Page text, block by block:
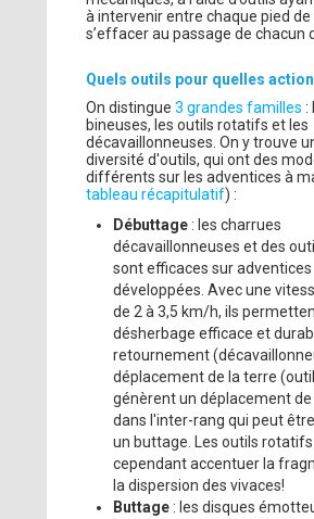
à intervenir entre chaque pied de
s’effacer au passage de chacun
Quels outils pour quelles
On distingue3 grandes familles :
bineuses, les outils rotatifs et les
décavaillonneuses. On y trouve
diversité d'outils, qui ont des
différents sur les adventices à
tableau récapitulatif) :
Débuttage : les charrues
décavaillonneuses et des
sont efficaces sur adventices
développées. Avec une
de 2 à 3,5 km/h, ils
désherbage efficace et
retournement
déplacement de la terre
génèrent un déplacement
dans l'inter-rang qui peut
un buttage. Les outils
cependant accentuer la
la dispersion des vivaces!
Buttage : les disques